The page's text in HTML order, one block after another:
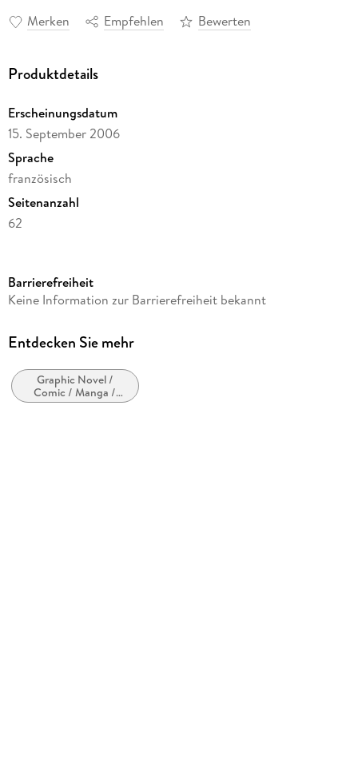
Merken Empfehlen Bewerten
Produktdetails
Erscheinungsdatum
15. September 2006
Sprache
französisch
Seitenanzahl
62
Verlag/Hersteller
Produktart
Abbildungen
Farb. illustr.
Barrierefreiheit
Keine Information zur Barrierefreiheit bekannt
Entdecken Sie mehr
Graphic Novel /
Comic / Manga /
Cartoon